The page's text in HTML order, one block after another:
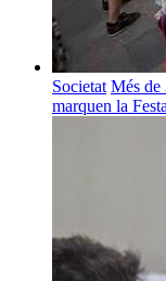
Societat Més de
marquen la